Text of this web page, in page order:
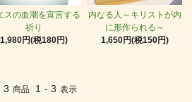
スの血潮を宣言する
祈り
1,980円(税180円)
内なる人～キリストが内
に形作られる～
1,650円(税150円)
3 商品 1 - 3 表示